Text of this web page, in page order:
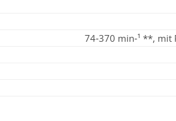
74‑370 min‑¹ **, mit